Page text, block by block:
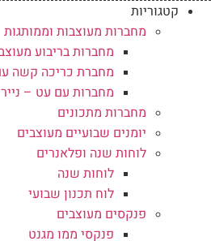
קטגוריות
מחברות מעוצבות וממותגות
מחברות בריבוע
מחברת כריכה קשה
מחברות עם עט –
מחברות מתכונים
יומנים שבועיים מעוצבים
לוחות שנה ופלאנרים
לוחות שנה
לוח תכנון שבועי
פנקסים מעוצבים
פנקסי ממו מגנט